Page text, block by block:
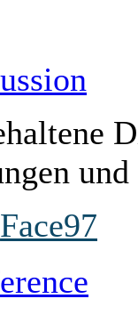
und
Face97